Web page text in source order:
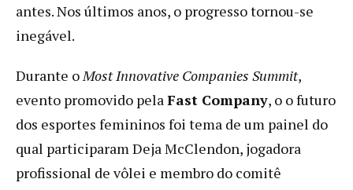
antes. Nos últimos anos, o progresso tornou-se
inegável.
Durante oMost Innovative Companies Summit,
evento promovido pelaFast Company, o o futuro
dos esportes femininos foi tema de um painel do
qual participaram Deja McClendon, jogadora
profissional de vôlei e membro do comitê